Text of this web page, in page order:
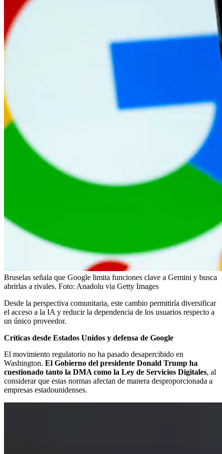
Bruselas señala que Google limita funciones clave a Gemini y busca
abrirlas a rivales. Foto: Anadolu via Getty Images
Desde la perspectiva comunitaria, este cambio permitiría diversificar
el acceso a la IA y reducir la dependencia de los usuarios respecto a
un único proveedor.
Críticas desde Estados Unidos y defensa de Google
El movimiento regulatorio no ha pasado desapercibido en
Washington. El Gobierno del presidente Donald Trump ha
cuestionado tanto la DMA como la Ley de Servicios Digitales, al
considerar que estas normas afectan de manera desproporcionada a
empresas estadounidenses.